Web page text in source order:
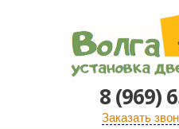
содержимому
8 (969)
Заказать